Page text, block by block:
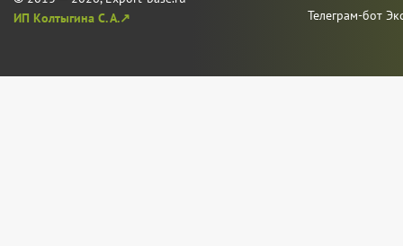
ИП Колтыгина С. А.↗
Телеграм-бот